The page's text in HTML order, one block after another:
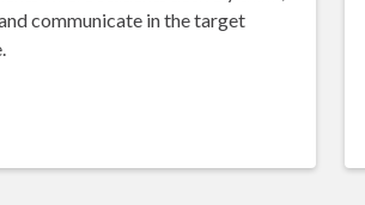
communicate in the target